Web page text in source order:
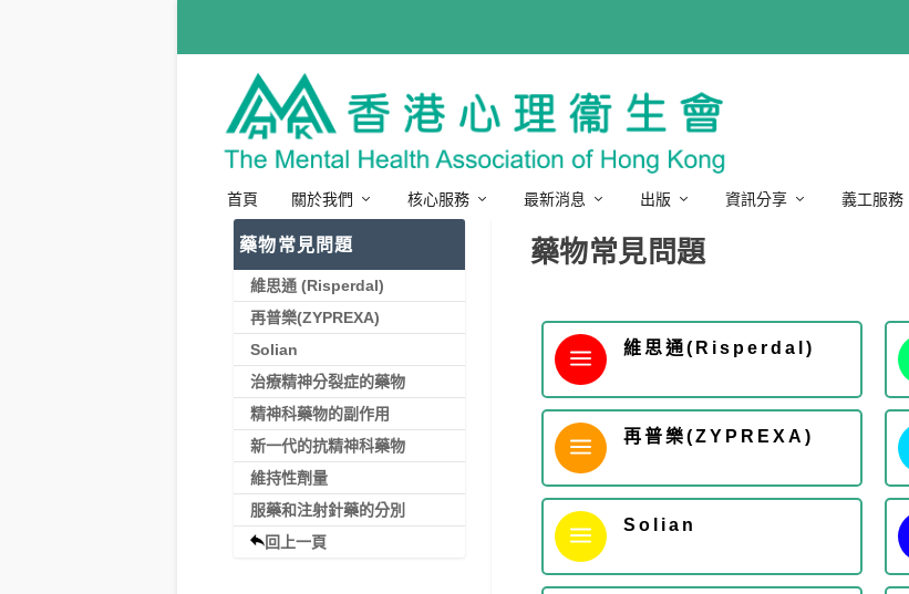
首頁 關於我們 核心服務 最新消息 出版 資訊分享 義工服務
藥物常見問題
a 維思通(Risperdal)
a 再普樂(ZYPREXA)
a Solian
藥物常見問題
維思通 (Risperdal)
再普樂(ZYPREXA)
Solian
治療精神分裂症的藥物
精神科藥物的副作用
新一代的抗精神科藥物
維持性劑量
服藥和注射針藥的分別
回上一頁